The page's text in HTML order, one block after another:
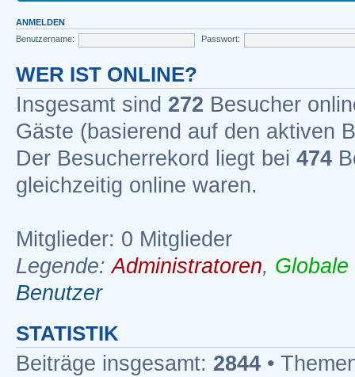
ANMELDEN
Benutzername:
Passwort:
WER IST ONLINE?
Insgesamt sind 272 Besucher
Gäste (basierend auf den aktiven
Der Besucherrekord liegt bei 474
gleichzeitig online waren.
Mitglieder: 0 Mitglieder
Legende:Administratoren,
Benutzer
STATISTIK
Beiträge insgesamt: 2844 •